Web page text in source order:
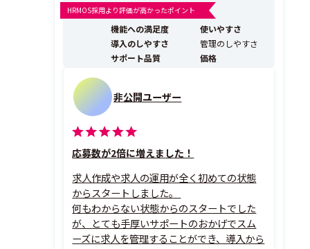
やSNSなどWEB広告での応募者獲得も可能。 採用管理面
では、他の求人媒体の応募者データを自動連携する機能
や、すでにお使いの顧客管理システムと...
HRMOS採用より評価が高かったポイント
機能への満足度
使いやすさ
導入のしやすさ
管理のしやすさ
サポート品質
価格
非公開ユーザー
応募数が2倍に増えました！
求人作成や求人の運用が全く初めての状態
からスタートしました。
何もわからない状態からのスタートでした
が、とても手厚いサポートのおかげでスム
ーズに求人を管理することができ、導入から